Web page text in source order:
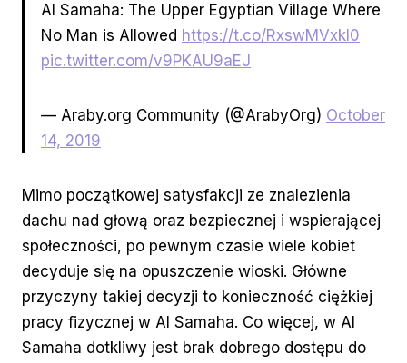
Al Samaha: The Upper Egyptian Village Where
No Man is Allowed https://t.co/RxswMVxkI0
pic.twitter.com/v9PKAU9aEJ
— Araby.org Community (@ArabyOrg) October
14, 2019
Mimo początkowej satysfakcji ze znalezienia
dachu nad głową oraz bezpiecznej i wspierającej
społeczności, po pewnym czasie wiele kobiet
decyduje się na opuszczenie wioski. Główne
przyczyny takiej decyzji to konieczność ciężkiej
pracy fizycznej w Al Samaha. Co więcej, w Al
Samaha dotkliwy jest brak dobrego dostępu do